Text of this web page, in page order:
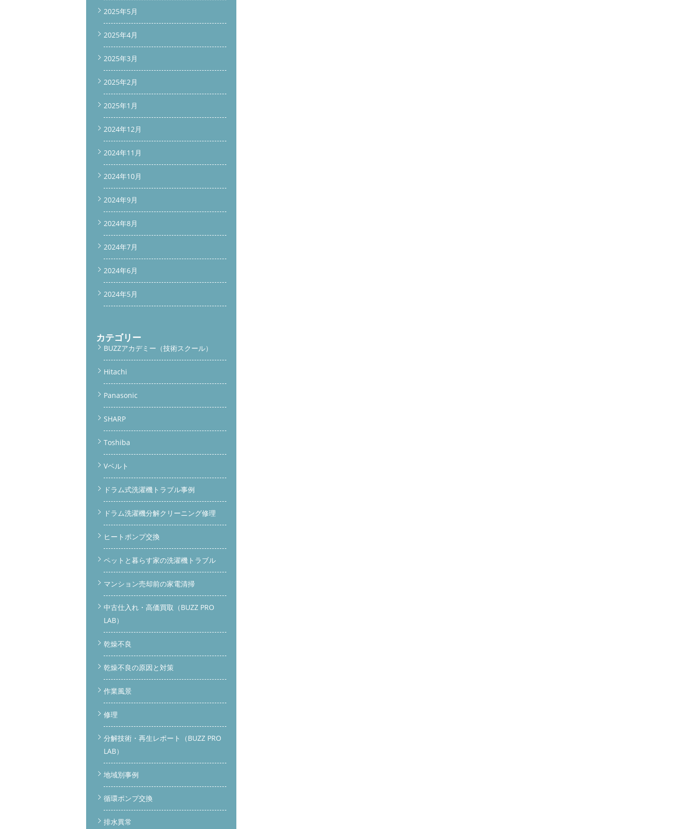
2025年5月
2025年4月
2025年3月
2025年2月
2025年1月
2024年12月
2024年11月
2024年10月
2024年9月
2024年8月
2024年7月
2024年6月
2024年5月
カテゴリー
BUZZアカデミー（技術スクール）
Hitachi
Panasonic
SHARP
Toshiba
Vベルト
ドラム式洗濯機トラブル事例
ドラム洗濯機分解クリーニング修理
ヒートポンプ交換
ペットと暮らす家の洗濯機トラブル
マンション売却前の家電清掃
中古仕入れ・高価買取（BUZZ PRO
LAB）
乾燥不良
乾燥不良の原因と対策
作業風景
修理
分解技術・再生レポート（BUZZ PRO
LAB）
地域別事例
循環ポンプ交換
排水異常